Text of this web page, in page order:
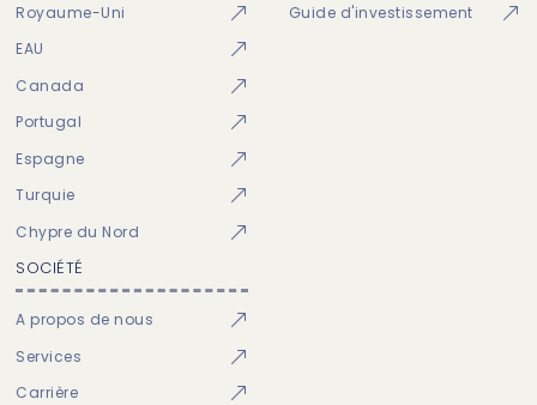
Royaume-Uni
EAU
Canada
Portugal
Espagne
Turquie
Chypre du Nord
Guide d'investissement
SOCIÉTÉ
A propos de nous
Services
Carrière